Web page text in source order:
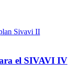
el SIVAVI IV